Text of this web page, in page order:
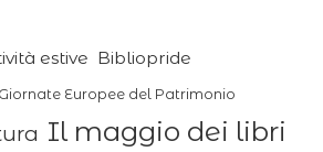
estive Bibliopride
Giornate Europee del Patrimonio
Il maggio dei libri